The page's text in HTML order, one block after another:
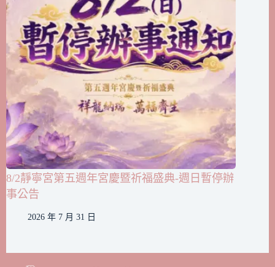
8/2靜寧宮第五週年宮慶暨祈福盛典-週日暫停辦
事公告
2026 年 7 月 31 日